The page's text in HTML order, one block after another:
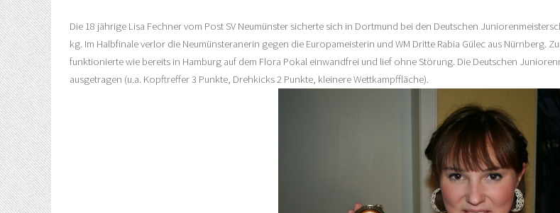
Die 18 jährige Lisa Fechner vom Post SV Neumünster sicherte sich in Dortmund bei den Deutschen
kg. Im Halbfinale verlor die Neumünsteranerin gegen die Europameisterin und WM Dritte Rabia Gülec aus Nürnberg.
funktionierte wie bereits in Hamburg auf dem Flora Pokal einwandfrei und lief ohne Störung. Die Deutschen
ausgetragen (u.a. Kopftreffer 3 Punkte, Drehkicks 2 Punkte, kleinere Wettkampffläche).